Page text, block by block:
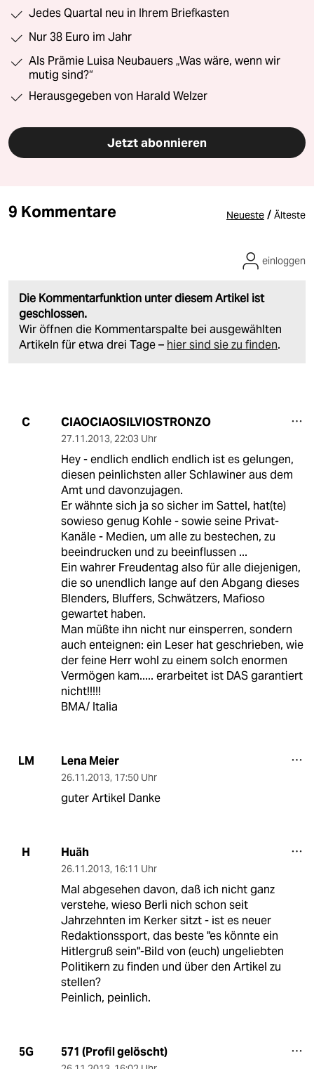
Jedes Quartal neu in Ihrem Briefkasten
Nur 38 Euro im Jahr
Als Prämie Luisa Neubauers „Was wäre, wenn wir
mutig sind?“
Herausgegeben von Harald Welzer
Jetzt abonnieren
9 Kommentare Neueste / Älteste
Die Kommentarfunktion unter diesem Artikel ist
geschlossen.
Wir öffnen die Kommentarspalte bei ausgewählten
Artikeln für etwa drei Tage – hier sind sie zu finden.
einloggen
C CIAOCIAOSILVIOSTRONZO
27.11.2013, 22:03 Uhr
Hey - endlich endlich endlich ist es gelungen,
diesen peinlichsten aller Schlawiner aus dem
Amt und davonzujagen.
Er wähnte sich ja so sicher im Sattel, hat(te)
sowieso genug Kohle - sowie seine Privat-
Kanäle - Medien, um alle zu bestechen, zu
beeindrucken und zu beeinflussen ...
Ein wahrer Freudentag also für alle diejenigen,
die so unendlich lange auf den Abgang dieses
Blenders, Bluffers, Schwätzers, Mafioso
gewartet haben.
Man müßte ihn nicht nur einsperren, sondern
auch enteignen: ein Leser hat geschrieben, wie
der feine Herr wohl zu einem solch enormen
Vermögen kam..... erarbeitet ist DAS garantiert
nicht!!!!!
BMA/ Italia
LM Lena Meier
26.11.2013, 17:50 Uhr
guter Artikel Danke
H Huäh
26.11.2013, 16:11 Uhr
Mal abgesehen davon, daß ich nicht ganz
verstehe, wieso Berli nich schon seit
Jahrzehnten im Kerker sitzt - ist es neuer
Redaktionssport, das beste "es könnte ein
Hitlergruß sein"-Bild von (euch) ungeliebten
Politikern zu finden und über den Artikel zu
stellen?
Peinlich, peinlich.
5G 571 (Profil gelöscht)